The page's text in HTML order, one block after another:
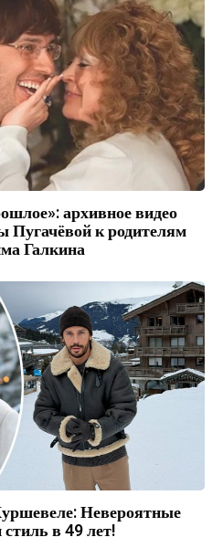
архивное видео
Пугачёвой к родителям
Галкина
Невероятные
в 49 лет!